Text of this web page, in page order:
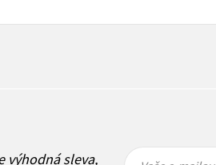
výhodná sleva,